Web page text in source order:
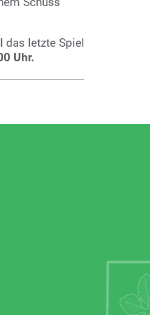
das letzte Spiel
Uhr.